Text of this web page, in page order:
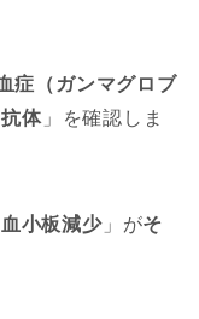
症（ガンマグロブ
体」を確認しま
小板減少」がそ